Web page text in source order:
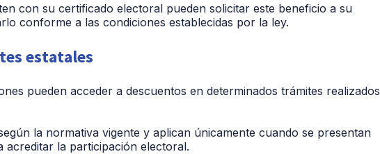
con su certificado electoral pueden solicitar este beneficio a su
conforme a las condiciones establecidas por la ley.
estatales
pueden acceder a descuentos en determinados trámites realizados
la normativa vigente y aplican únicamente cuando se presentan
acreditar la participación electoral.